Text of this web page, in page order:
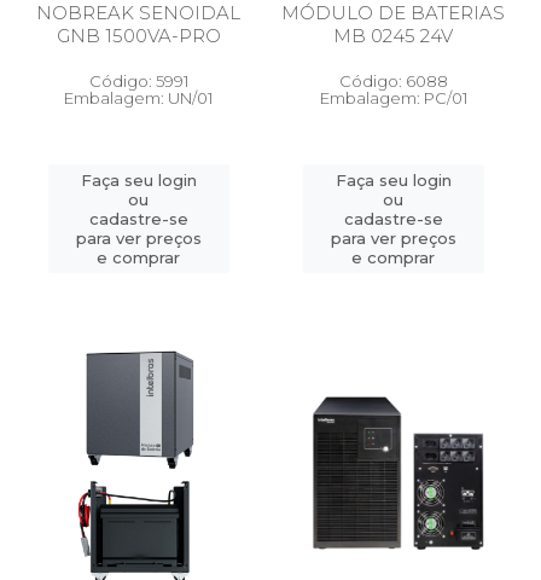
NOBREAK SENOIDAL
GNB 1500VA-PRO
Código: 5991
Embalagem: UN/01
Faça seu login
ou
cadastre-se
para ver preços
e comprar
MÓDULO DE BATERIAS
MB 0245 24V
Código: 6088
Embalagem: PC/01
Faça seu login
ou
cadastre-se
para ver preços
e comprar